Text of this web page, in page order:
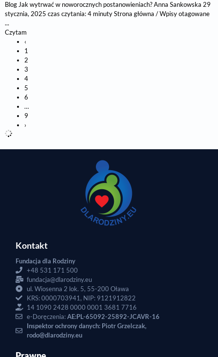
Blog Jak wytrwać w noworocznych postanowieniach? Anna Sankowska 29
stycznia, 2025 czas czytania: 4 minuty Strona główna / Wpisy otagowane
...
Czytam
‹
1
2
3
4
5
6
…
9
›
Kontakt
Fundacja dla Rodziny
+48 531 171 500
fundacja@dlarodziny.eu
ul. Wiosenna 2 lok. 5, 55-200 Oława
KRS: 0000703941, NIP: 9121912822
14 1090 2428 0000 0001 3681 7716
e-Doręczenia:AE:PL-65092-25892-JCAVR-16
Inspektor ochrony danych: Piotr Grzelczak,
rodo@dlarodziny.eu